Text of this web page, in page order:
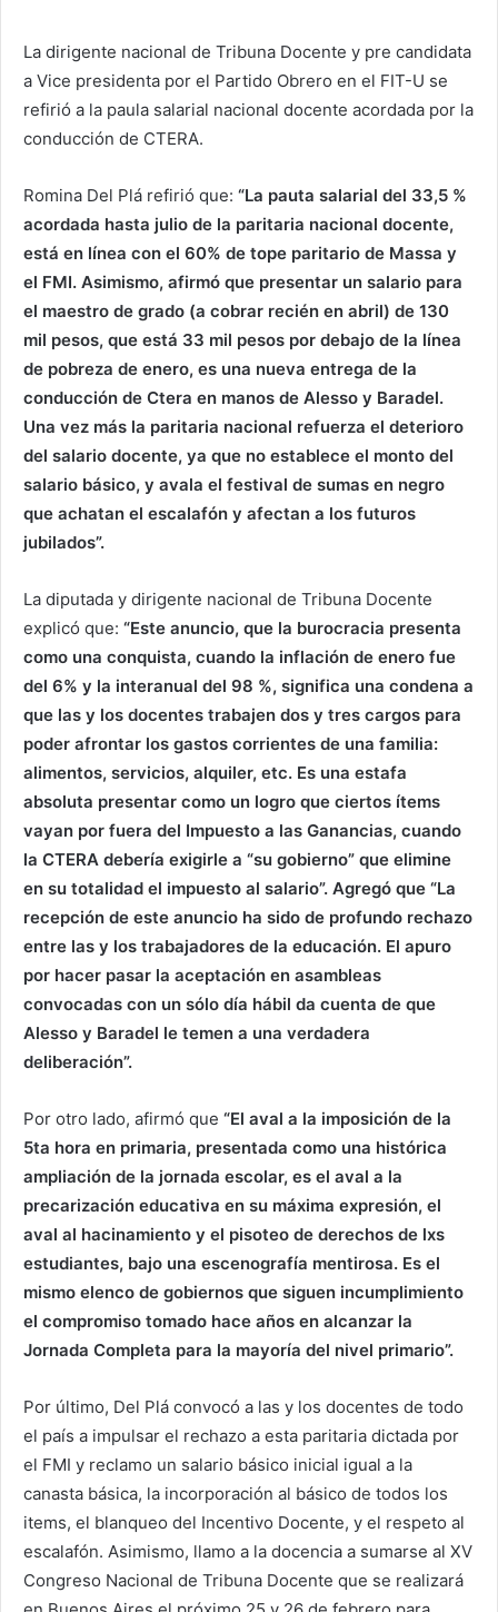
La dirigente nacional de Tribuna Docente y pre candidata
a Vice presidenta por el Partido Obrero en el FIT-U se
refirió a la paula salarial nacional docente acordada por la
conducción de CTERA.
Romina Del Plá refirió que: “La pauta salarial del 33,5 %
acordada hasta julio de la paritaria nacional docente,
está en línea con el 60% de tope paritario de Massa y
el FMI. Asimismo, afirmó que presentar un salario para
el maestro de grado (a cobrar recién en abril) de 130
mil pesos, que está 33 mil pesos por debajo de la línea
de pobreza de enero, es una nueva entrega de la
conducción de Ctera en manos de Alesso y Baradel.
Una vez más la paritaria nacional refuerza el deterioro
del salario docente, ya que no establece el monto del
salario básico, y avala el festival de sumas en negro
que achatan el escalafón y afectan a los futuros
jubilados”.
La diputada y dirigente nacional de Tribuna Docente
explicó que: “Este anuncio, que la burocracia presenta
como una conquista, cuando la inflación de enero fue
del 6% y la interanual del 98 %, significa una condena a
que las y los docentes trabajen dos y tres cargos para
poder afrontar los gastos corrientes de una familia:
alimentos, servicios, alquiler, etc. Es una estafa
absoluta presentar como un logro que ciertos ítems
vayan por fuera del Impuesto a las Ganancias, cuando
la CTERA debería exigirle a “su gobierno” que elimine
en su totalidad el impuesto al salario”. Agregó que “La
recepción de este anuncio ha sido de profundo rechazo
entre las y los trabajadores de la educación. El apuro
por hacer pasar la aceptación en asambleas
convocadas con un sólo día hábil da cuenta de que
Alesso y Baradel le temen a una verdadera
deliberación”.
Por otro lado, afirmó que “El aval a la imposición de la
5ta hora en primaria, presentada como una histórica
ampliación de la jornada escolar, es el aval a la
precarización educativa en su máxima expresión, el
aval al hacinamiento y el pisoteo de derechos de lxs
estudiantes, bajo una escenografía mentirosa. Es el
mismo elenco de gobiernos que siguen incumplimiento
el compromiso tomado hace años en alcanzar la
Jornada Completa para la mayoría del nivel primario”.
Por último, Del Plá convocó a las y los docentes de todo
el país a impulsar el rechazo a esta paritaria dictada por
el FMI y reclamo un salario básico inicial igual a la
canasta básica, la incorporación al básico de todos los
items, el blanqueo del Incentivo Docente, y el respeto al
escalafón. Asimismo, llamo a la docencia a sumarse al XV
Congreso Nacional de Tribuna Docente que se realizará